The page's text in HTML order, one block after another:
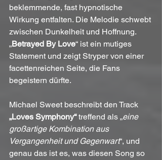
beklemmende, fast hypnotische
Wirkung entfalten. Die Melodie schwebt
zwischen Dunkelheit und Hoffnung.
„Betrayed By Love“ ist ein mutiges
Statement und zeigt Stryper von einer
facettenreichen Seite, die Fans
begeistern dürfte.
Michael Sweet beschreibt den Track
„Loves Symphony“ treffend als „eine
großartige Kombination aus
Vergangenheit und Gegenwart“, und
genau das ist es, was diesen Song so